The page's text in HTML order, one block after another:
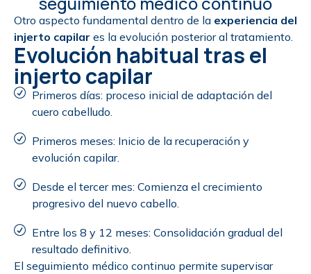
Otro aspecto fundamental dentro de la experiencia del
injerto capilar es la evolución posterior al tratamiento.
Evolución habitual tras el
injerto capilar
Primeros días: proceso inicial de adaptación del
cuero cabelludo.
Primeros meses: Inicio de la recuperación y
evolución capilar.
Desde el tercer mes: Comienza el crecimiento
progresivo del nuevo cabello.
Entre los 8 y 12 meses: Consolidación gradual del
resultado definitivo.
El seguimiento médico continuo permite supervisar